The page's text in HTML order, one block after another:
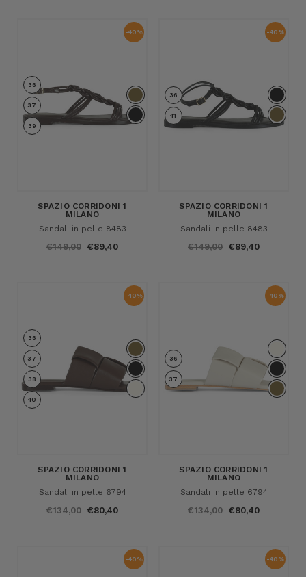
-40%
36
37
39
SPAZIO CORRIDONI 1
MILANO
Sandali in pelle 8483
€149,00 €89,40
-40%
36
41
SPAZIO CORRIDONI 1
MILANO
Sandali in pelle 8483
€149,00 €89,40
-40%
36
37
38
40
SPAZIO CORRIDONI 1
MILANO
Sandali in pelle 6794
€134,00 €80,40
-40%
36
37
SPAZIO CORRIDONI 1
MILANO
Sandali in pelle 6794
€134,00 €80,40
-40% -40%